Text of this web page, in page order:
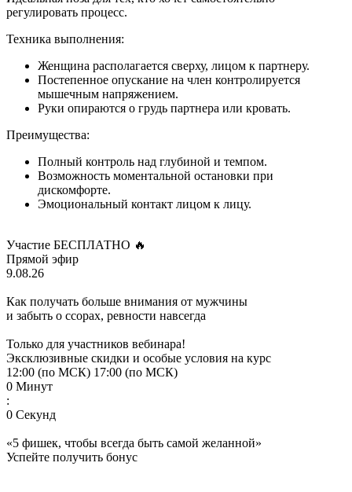
регулировать процесс.
Техника выполнения:
Женщина располагается сверху, лицом к партнеру.
Постепенное опускание на член контролируется
мышечным напряжением.
Руки опираются о грудь партнера или кровать.
Преимущества:
Полный контроль над глубиной и темпом.
Возможность моментальной остановки при
дискомфорте.
Эмоциональный контакт лицом к лицу.
Участие БЕСПЛАТНО 🔥
Прямой эфир
9.08.26
Как получать больше внимания от мужчины
и забыть о ссорах, ревности навсегда
Только для участников вебинара!
Эксклюзивные скидки и особые условия на курс
12:00 (по МСК) 17:00 (по МСК)
0 Минут
:
0 Секунд
«5 фишек, чтобы всегда быть самой желанной»
Успейте получить бонус